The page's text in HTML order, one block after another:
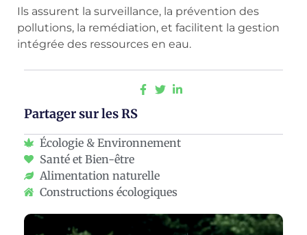
Ils assurent la surveillance, la prévention des
pollutions, la remédiation, et facilitent la gestion
intégrée des ressources en eau.
Partager sur les RS
Écologie & Environnement
Santé et Bien-être
Alimentation naturelle
Constructions écologiques